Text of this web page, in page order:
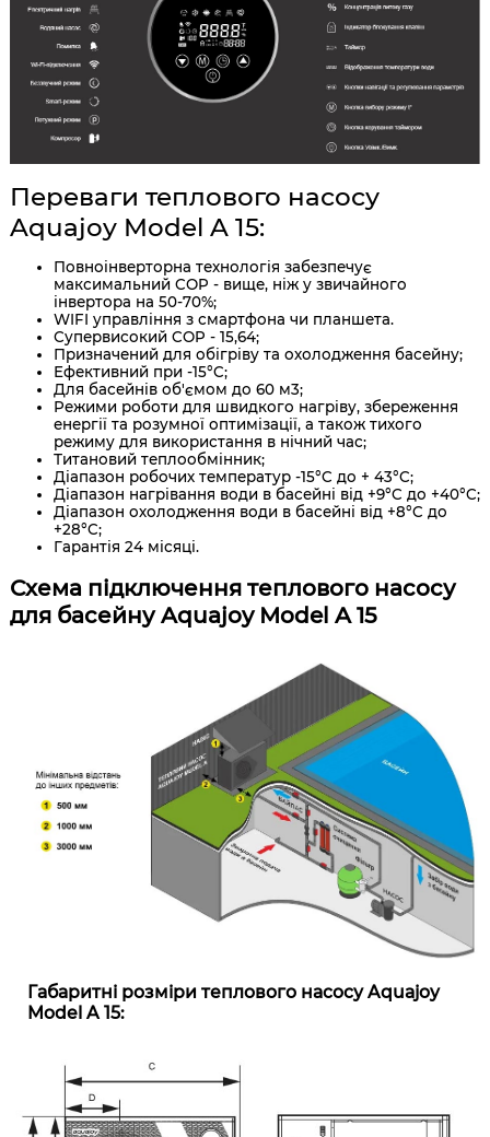
Переваги теплового насосу
Aquajoy Model A 15:
Повноінверторна технологія забезпечує
максимальний COP - вище, ніж у звичайного
інвертора на 50-70%;
WIFI управління з смартфона чи планшета.
Супервисокий COP - 15,64;
Призначений для обігріву та охолодження басейну;
Ефективний при -15°C;
Для басейнів об'ємом до 60 м3;
Режими роботи для швидкого нагріву, збереження
енергії та розумної оптимізації, а також тихого
режиму для використання в нічний час;
Титановий теплообмінник;
Діапазон робочих температур -15°C до + 43°C;
Діапазон нагрівання води в басейні від +9°C до +40°C;
Діапазон охолодження води в басейні від +8°C до
+28°C;
Гарантія 24 місяці.
Схема підключення теплового насосу
для басейну Aquajoy Model A 15
Габаритні розміри теплового насосу Aquajoy
Model A 15: